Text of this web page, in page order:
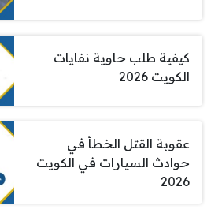
كيفية طلب حاوية نفايات
الكويت 2026
عقوبة القتل الخطأ في
حوادث السيارات في الكويت
2026